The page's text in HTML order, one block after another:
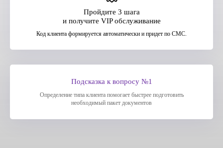
Пройдите 3 шага
и получите VIP обслуживание
Код клиента формируется автоматически и придет по СМС.
Подсказка к вопросу №1
Определение типа клиента помогает быстрее подготовить
необходимый пакет документов